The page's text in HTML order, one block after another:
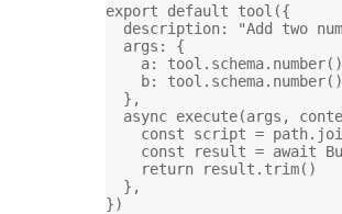
export
default tool ({
description:
"Add two
args: {
a: tool.schema. number
b: tool.schema. number
},
async execute(args ,
const
script = path.
const
result = await
return result. trim()
},
})